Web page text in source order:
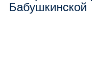
Бабушкинской